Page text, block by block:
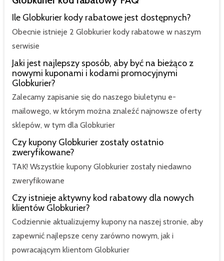
Ile Globkurier kody rabatowe jest dostępnych?
Obecnie istnieje 2 Globkurier kody rabatowe w naszym
serwisie
Jaki jest najlepszy sposób, aby być na bieżąco z
nowymi kuponami i kodami promocyjnymi
Globkurier?
Zalecamy zapisanie się do naszego biuletynu e-
mailowego, w którym można znaleźć najnowsze oferty
sklepów, w tym dla Globkurier
Czy kupony Globkurier zostały ostatnio
zweryfikowane?
TAK! Wszystkie kupony Globkurier zostały niedawno
zweryfikowane
Czy istnieje aktywny kod rabatowy dla nowych
klientów Globkurier?
Codziennie aktualizujemy kupony na naszej stronie, aby
zapewnić najlepsze ceny zarówno nowym, jak i
powracającym klientom Globkurier